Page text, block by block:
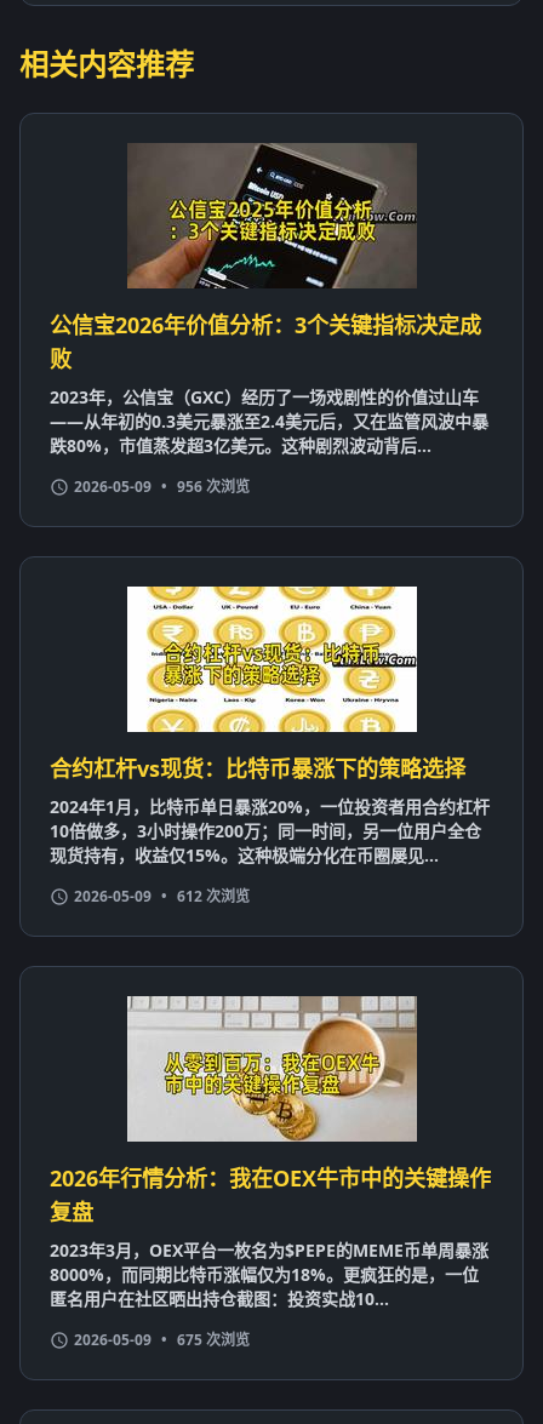
相关内容推荐
公信宝2026年价值分析：3个关键指标决定成
败
2023年，公信宝（GXC）经历了一场戏剧性的价值过山车
——从年初的0.3美元暴涨至2.4美元后，又在监管风波中暴
跌80%，市值蒸发超3亿美元。这种剧烈波动背后...
2026-05-09 • 956 次浏览
合约杠杆vs现货：比特币暴涨下的策略选择
2024年1月，比特币单日暴涨20%，一位投资者用合约杠杆
10倍做多，3小时操作200万；同一时间，另一位用户全仓
现货持有，收益仅15%。这种极端分化在币圈屡见...
2026-05-09 • 612 次浏览
2026年行情分析：我在OEX牛市中的关键操作
复盘
2023年3月，OEX平台一枚名为$PEPE的MEME币单周暴涨
8000%，而同期比特币涨幅仅为18%。更疯狂的是，一位
匿名用户在社区晒出持仓截图：投资实战10...
2026-05-09 • 675 次浏览